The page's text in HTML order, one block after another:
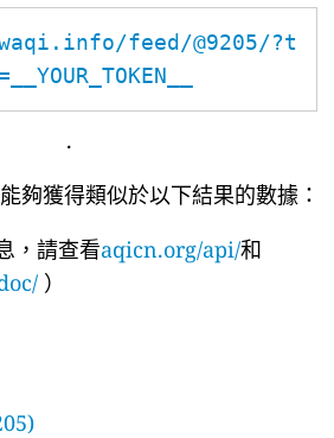
feed/@9205/?t
.
夠獲得類似於以下結果的數據：
，請查看aqicn.org/api/和
）